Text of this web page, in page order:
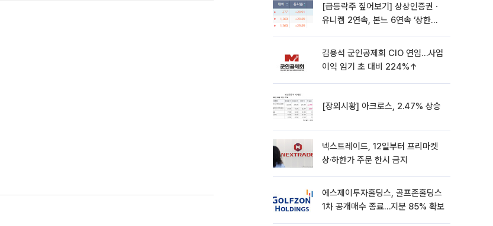
[급등락주 짚어보기] 상상인증권ㆍ
유니켐 2연속, 본느 6연속 ‘상한
김용석 군인공제회 CIO 연임…사업
이익 임기 초 대비 224%↑
[장외시황] 아크로스, 2.47% 상승
넥스트레이드, 12일부터 프리마켓
상·하한가 주문 한시 금지
에스제이투자홀딩스, 골프존홀딩스
1차 공개매수 종료…지분 85% 확보